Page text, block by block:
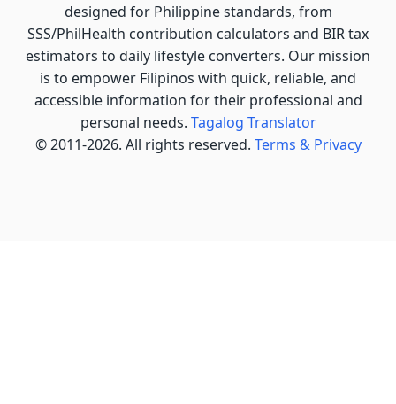
designed for Philippine standards, from
SSS/PhilHealth contribution calculators and BIR tax
estimators to daily lifestyle converters. Our mission
is to empower Filipinos with quick, reliable, and
accessible information for their professional and
personal needs. Tagalog Translator
© 2011-2026. All rights reserved. Terms & Privacy